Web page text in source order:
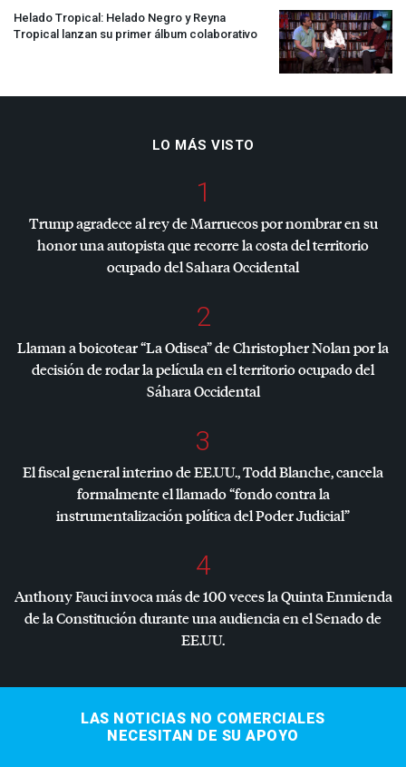
Helado Tropical: Helado Negro y Reyna
Tropical lanzan su primer álbum colaborativo
LO MÁS VISTO
1
Trump agradece al rey de Marruecos por nombrar en su
honor una autopista que recorre la costa del territorio
ocupado del Sahara Occidental
2
Llaman a boicotear “La Odisea” de Christopher Nolan por la
decisión de rodar la película en el territorio ocupado del
Sáhara Occidental
3
El fiscal general interino de EE.UU., Todd Blanche, cancela
formalmente el llamado “fondo contra la
instrumentalización política del Poder Judicial”
4
Anthony Fauci invoca más de 100 veces la Quinta Enmienda
de la Constitución durante una audiencia en el Senado de
EE.UU.
LAS NOTICIAS NO COMERCIALES
NECESITAN DE SU APOYO